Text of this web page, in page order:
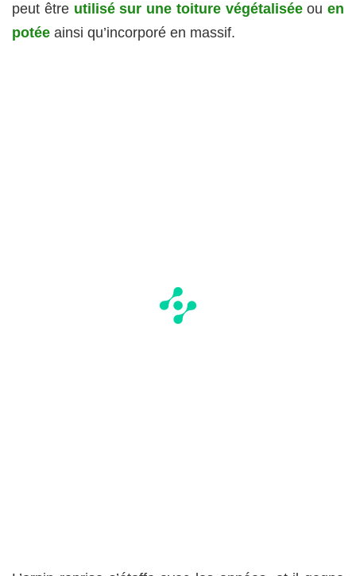
peut être utilisé sur une toiture végétaliséeou en
potée ainsi qu’incorporé en massif.